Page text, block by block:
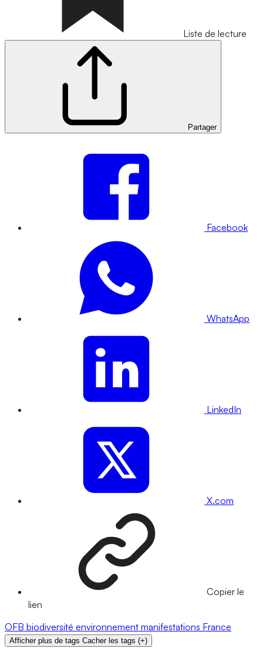
Liste de lecture
Partager
Facebook
WhatsApp
LinkedIn
X.com
Copier le
lien
OFB biodiversité environnement manifestations France
Afficher plus de tags Cacher les tags (+)